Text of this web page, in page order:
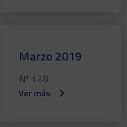
Marzo 2019
Nº 128
Ver más